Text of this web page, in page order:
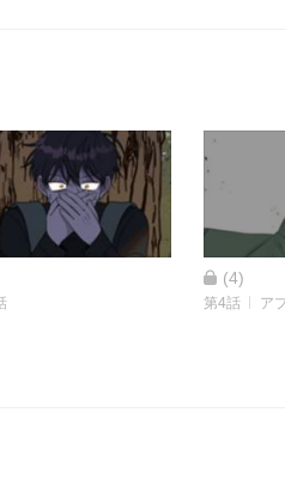
(4)
第4話 ア